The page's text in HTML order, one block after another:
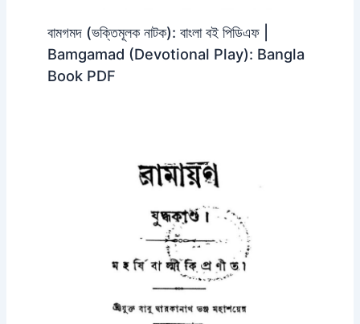
বামগমদ (ভক্তিমূলক নাটক): বাংলা বই পিডিএফ |
Bamgamad (Devotional Play): Bangla
Book PDF